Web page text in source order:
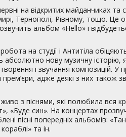
на відкритих майданчиках та
Тернополі, Рівному, тощо. Це
альбом «Hello» і
на студії і Антитіла
нову музичну історію,
і звучання композицій. У
адже деякі з них також
з піснями, які полюбила вся
«Буде син». На концертах
пісні попередніх альбомів:
та ін.